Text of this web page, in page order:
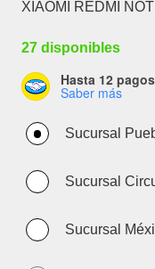
XIAOMI REDMI
27 disponibles
Hasta 12
Saber más
Sucursal
Sucursal
Sucursal